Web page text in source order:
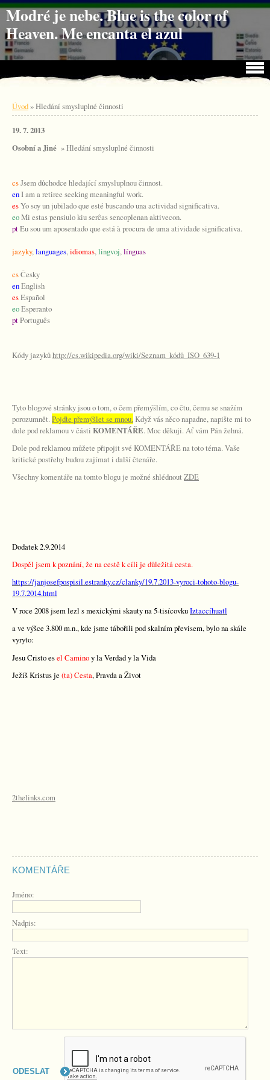
Jdi na obsah
Jdi na menu
Modré je nebe. Blue is the color of
Heaven. Me encanta el azul
Úvod»Hledání smysluplné činnosti
19. 7. 2013
Osobní a Jiné » Hledání smysluplné činnosti
csJsem důchodce hledající smysluplnou činnost.
enI am a retiree seeking meaningful work.
esYo soy un jubilado que esté buscando una actividad significativa.
eoMi estas pensiulo kiu serĉas sencoplenan aktivecon.
ptEu sou um aposentado que está à procura de uma atividade significativa.
jazyky,languages,idiomas,lingvoj,línguas
csČesky
enEnglish
esEspañol
eoEsperanto
ptPortuguês
Kódy jazykůhttp://cs.wikipedia.org/wiki/Seznam_kódů_ISO_639-1
Tyto blogové stránky jsou o tom, o čem přemýšlím, co čtu, čemu se snažím
porozumnět. Pojďte přemýšlet se mnou. Když vás něco napadne, napište mi to
dole pod reklamou v části KOMENTÁŘE. Moc děkuji. Ať vám Pán žehná.
Dole pod reklamou můžete připojit své KOMENTÁŘE na toto téma. Vaše
kritické postřehy budou zajímat i další čtenáře.
Všechny komentáře na tomto blogu je možné shlédnout ZDE
Dodatek 2.9.2014
Dospěl jsem k poznání, že na cestě k cíli je důležitá cesta.
https://janjosefpospisil.estranky.cz/clanky/19.7.2013-vyroci-tohoto-blogu-
19.7.2014.html
V roce 2008 jsem lezl s mexickými skauty na 5-tisícovkuIztaccíhuatl
a ve výšce 3.800 m.n., kde jsme tábořili pod skalním převisem, bylo na skále
vyryto:
Jesu Cristo esel Caminoy la Verdady la Vida
Ježíš Kristus je (ta) Cesta, Pravda a Život
2thelinks.com
KOMENTÁŘE
Jméno:
Nadpis:
Text: